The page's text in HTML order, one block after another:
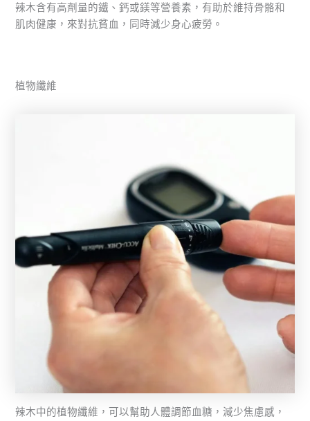
辣木含有高劑量的鐵、鈣或鎂等營養素，有助於維持骨骼和
肌肉健康，來對抗貧血，同時減少身心疲勞。
植物纖維
辣木中的植物纖維，可以幫助人體調節血糖，減少焦慮感，